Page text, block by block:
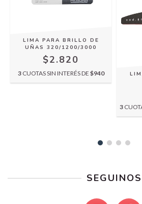
LIMA PARA BRILLO DE
UÑAS 320/1200/3000
$2.820
3 CUOTAS SIN INTERÉS DE $940
3
SEGUINOS